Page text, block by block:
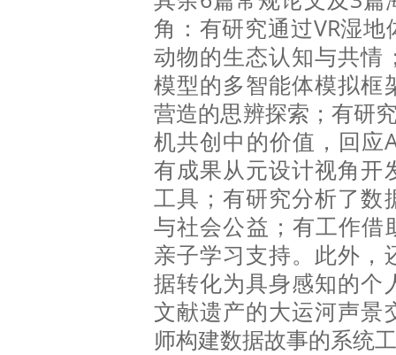
角：有研究通过VR湿
动物的生态认知与共情
模型的多智能体模拟框
营造的思辨探索；有研
机共创中的价值，回应
有成果从元设计视角开
工具；有研究分析了数
与社会公益；有工作借
亲子学习支持。此外，
据转化为具身感知的个
文献遗产的大运河声景
师构建数据故事的系统